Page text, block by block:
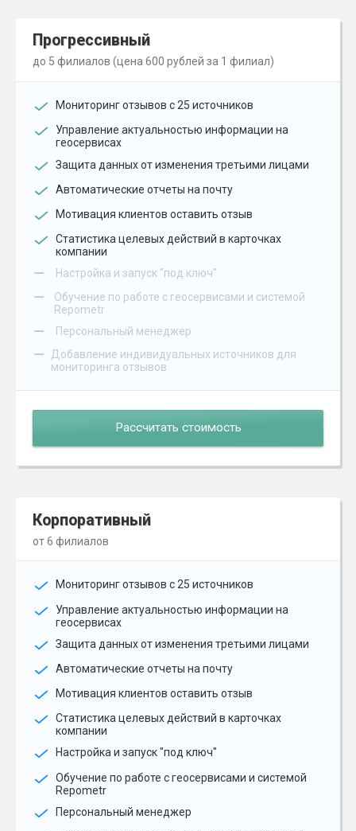
Прогрессивный
до 5 филиалов (цена 600 рублей за 1 филиал)
Мониторинг отзывов с 25 источников
Управление актуальностью информации на
геосервисах
Защита данных от изменения третьими лицами
Автоматические отчеты на почту
Мотивация клиентов оставить отзыв
Статистика целевых действий в карточках
компании
– Настройка и запуск "под ключ"
–
Обучение по работе с геосервисами и системой
Repometr
– Персональный менеджер
–
Добавление индивидуальных источников для
мониторинга отзывов
Рассчитать стоимость
Корпоративный
от 6 филиалов
Мониторинг отзывов с 25 источников
Управление актуальностью информации на
геосервисах
Защита данных от изменения третьими лицами
Автоматические отчеты на почту
Мотивация клиентов оставить отзыв
Статистика целевых действий в карточках
компании
Настройка и запуск "под ключ"
Обучение по работе с геосервисами и системой
Repometr
Персональный менеджер